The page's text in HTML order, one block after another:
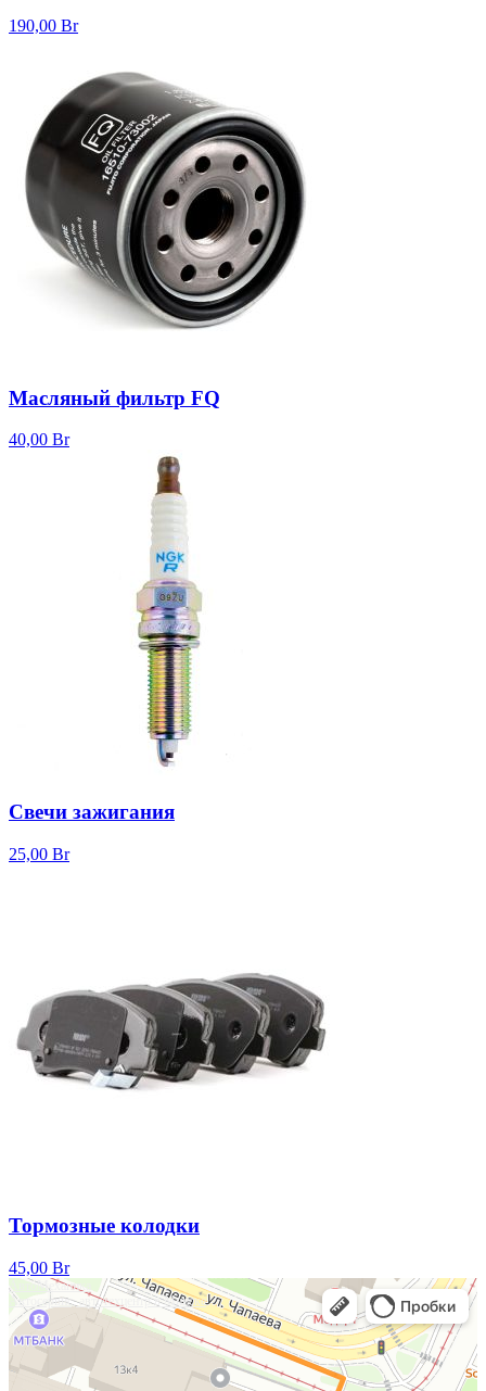
190,00 Br
Масляный фильтр FQ
40,00 Br
Свечи зажигания
25,00 Br
Тормозные колодки
45,00 Br
АвтоМеханика
Автосервис, автотехцентр в Минске